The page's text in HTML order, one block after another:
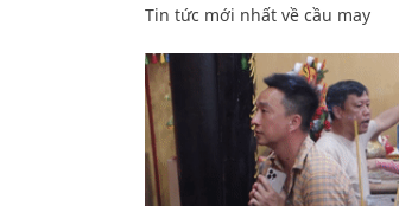
Tin tức mới nhất về cầu may